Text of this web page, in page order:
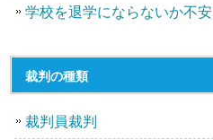
学校を退学にならないか不安
裁判の種類
裁判員裁判